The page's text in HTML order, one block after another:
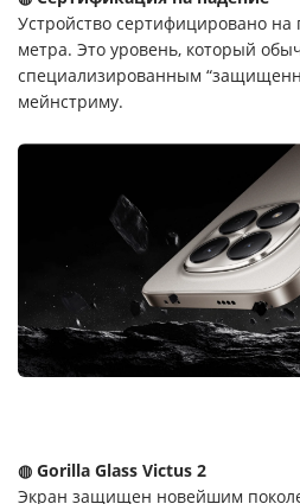
Устройство сертифицировано на
метра. Это уровень, который
специализированным
мейнстриму.
◍ Gorilla Glass Victus 2
Экран защищен новейшим